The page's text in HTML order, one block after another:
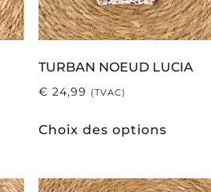
TURBAN NOEUD LUCIA
€ 24,99 (TVAC)
Choix des options